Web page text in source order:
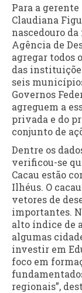
Para a
Claudiana
nascedouro
Agência de
agregar todos
das
seis
Governos
agreguem a
privada e do
conjunto de
Dentre os
verificou-se
Cacau estão
Ilhéus. O
vetores de
importantes.
alto índice de
algumas
investir em
foco em
regionais”,